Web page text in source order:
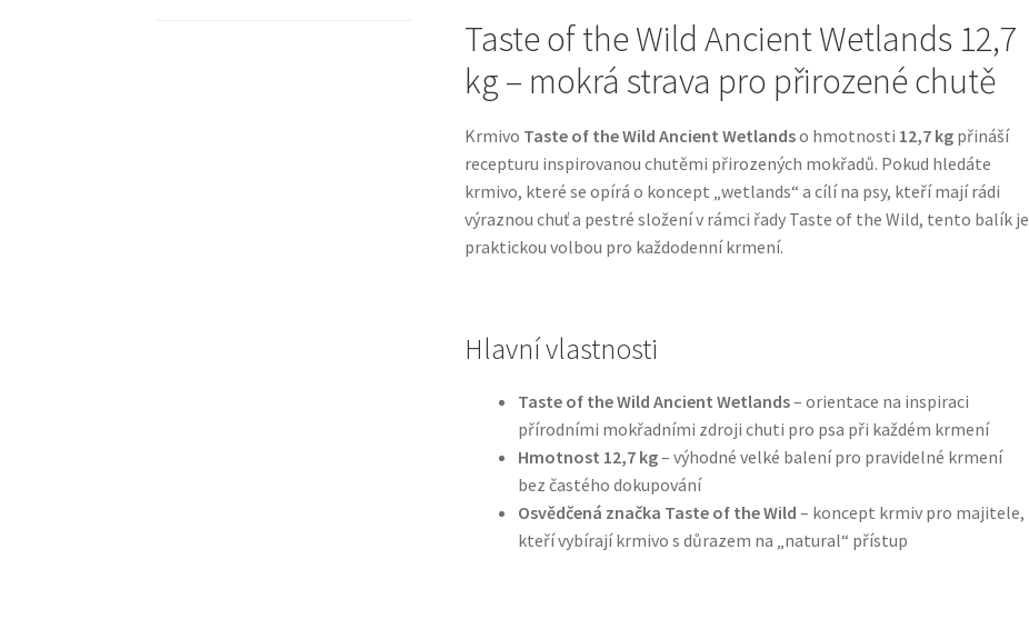
Taste of the Wild Ancient Wetlands 12,7
kg – mokrá strava pro přirozené chutě
Krmivo Taste of the Wild Ancient Wetlandso hmotnosti 12,7 kgpřináší
recepturu inspirovanou chutěmi přirozených mokřadů. Pokud hledáte
krmivo, které se opírá o koncept „wetlands“ a cílí na psy, kteří mají rádi
výraznou chuť a pestré složení v rámci řady Taste of the Wild, tento balík je
praktickou volbou pro každodenní krmení.
Hlavní vlastnosti
Taste of the Wild Ancient Wetlands– orientace na inspiraci
přírodními mokřadními zdroji chuti pro psa při každém krmení
Hmotnost 12,7 kg– výhodné velké balení pro pravidelné krmení
bez častého dokupování
Osvědčená značka Taste of the Wild – koncept krmiv pro majitele,
kteří vybírají krmivo s důrazem na „natural“ přístup